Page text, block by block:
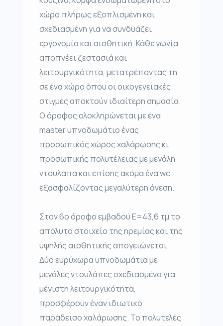
χώρο πλήρως εξοπλισμένη και
σχεδιασμένη για να συνδυάζει
εργονομία και αισθητική. Κάθε γωνία
αποπνέει ζεστασιά και
λειτουργικότητα, μετατρέποντας τη
σε ένα χώρο όπου οι οικογενειακές
στιγμές αποκτούν ιδιαίτερη σημασία.
Ο όροφος ολοκληρώνεται με ένα
master υπνοδωμάτιο ένας
προσωπικός χώρος χαλάρωσης κι
προσωπικής πολυτέλειας με μεγάλη
ντουλάπα και επίσης ακόμα ένα wc
εξασφαλίζοντας μεγαλύτερη άνεση.
Στον 6ο όροφο εμβαδού Ε=43,6 τμ το
απόλυτο στοιχείο της ηρεμίας και της
υψηλής αισθητικής απογειώνεται.
Δύο ευρύχωρα υπνοδωμάτια με
μεγάλες ντουλάπες σχεδιασμένα για
μέγιστη λειτουργικότητα,
προσφέρουν έναν ιδιωτικό
παράδεισο χαλάρωσης. Το πολυτελές